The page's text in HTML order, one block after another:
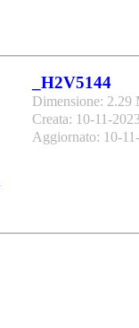
_H2V5144
Dimensione: 2.29
Creata: 10-11-
Aggiornato: 10-